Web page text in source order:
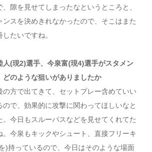
隙を見せてしまったなというところと、
ンスを決めきれなかったので、そこはまた
たいですね。
人(現2)選手、今泉富(現4)選手がスタメン
どのような狙いがありましたか
の方で出てきて、セットプレー含めていい
ので、効果的に攻撃に関わってほしいなと
。今日もスルーパスなどを見せてくれてた
。今泉もキックやシュート、直接フリーキ
)持っているので、今日はそのような場面